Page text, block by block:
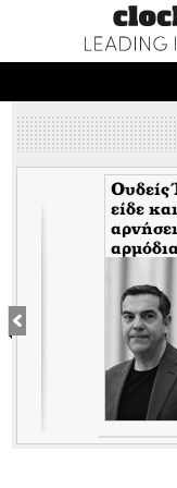
NEWS DESK
THE ONES WHO DO
MAGAZINE
Ουδείς
είδε